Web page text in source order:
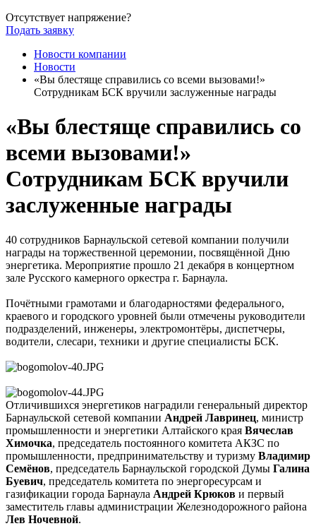
Отсутствует напряжение?
Подать заявку
Новости компании
Новости
«Вы блестяще справились со всеми вызовами!»
Сотрудникам БСК вручили заслуженные награды
«Вы блестяще справились со
всеми вызовами!»
Сотрудникам БСК вручили
заслуженные награды
40 сотрудников Барнаульской сетевой компании получили
награды на торжественной церемонии, посвящённой Дню
энергетика. Мероприятие прошло 21 декабря в концертном
зале Русского камерного оркестра г. Барнаула.
Почётными грамотами и благодарностями федерального,
краевого и городского уровней были отмечены руководители
подразделений, инженеры, электромонтёры, диспетчеры,
водители, слесари, техники и другие специалисты БСК.
Отличившихся энергетиков наградили генеральный директор
Барнаульской сетевой компании Андрей Лавринец, министр
промышленности и энергетики Алтайского края Вячеслав
Химочка, председатель постоянного комитета АКЗС по
промышленности, предпринимательству и туризму Владимир
Семёнов, председатель Барнаульской городской Думы Галина
Буевич, председатель комитета по энергоресурсам и
газификации города Барнаула Андрей Крюков и первый
заместитель главы администрации Железнодорожного района
Лев Ночевной.